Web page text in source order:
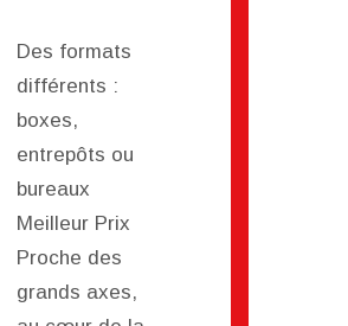
Des formats
différents :
boxes,
entrepôts ou
bureaux
Meilleur Prix
Proche des
grands axes,